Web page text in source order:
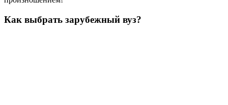
Как выбрать зарубежный вуз?